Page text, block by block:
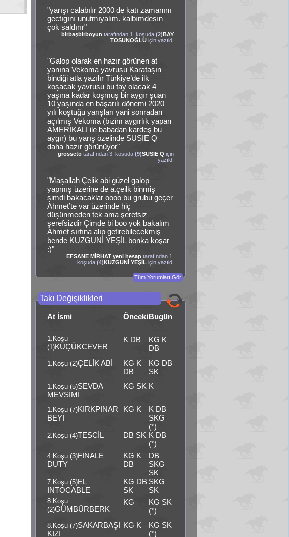
"yarışı calabılır 2000 de katı zamanını
gectıgını unutmıyalım. kalbımdesın
çok saldırır"
birbaşbirboyun tarafından 1. koşuda(2)BAY
TOSUNOĞLU için yazıldı
"Galop olarak en hazır görünen at
yanına Vekoma yavrusu Karataşın
bindiği atla yazılır Türkiye’de ilk
koşacak yavrusu bu tay olacak 4
yaşına kadar koşmuş bir aygır şuan
10 yaşında en başarılı dönemi 2020
yılı koştuğu yarışları yani sonradan
açılmış Vekoma (bizim aygırlık yapan
AMERIKALI ile babadan kardeş bu
aygır) bu yarış özelinde SUSIE Q
daha hazır görünüyor"
grosseto tarafından 3. koşuda(9)SUSIE Q için
yazıldı
"Maşallah Çelik abi güzel galop
yapmış üzerine de a.çeilk binmiş
şimdi bakacaklar oooo bu grubu geçer
Ahmet’te var üzerinde hiç
düşünmeden tek ama şerefsiz
şerefsizdir Çimde bi boo yok bakalım
Ahmet sırtına alıp getirebilecekmiş
bende KUZGUNİ YEŞİL bonka koşar
:)"
EFSANE MİRHAT yeni hesap tarafından 1.
koşuda(4)KUZGUNİ YEŞİL için yazıldı
Tüm Yorumları Gör
Takı Değişiklikleri
At İsmi ÖncekiBugün
1.Koşu
(1)KÜÇÜKCEVER
K DB
KG K
DB
1.Koşu (2)ÇELİK ABİ
KG K
DB
KG DB
SK
1.Koşu (5)SEVDA
MEVSİMİ
KG SK K
1.Koşu (7)KIRKPINAR
BEYİ
KG K
K DB
SKG
(*)
2.Koşu (4)TESCİL DB SK K DB
(*)
4.Koşu (3)FINALE
DUTY
KG K
DB
DB
SKG
SK
7.Koşu (5)EL
INTOCABLE
KG DB
SK
SKG
SK
8.Koşu
(2)GÜMBÜRBERK
KG
KG SK
(*)
8.Koşu (7)SAKARBAŞI
KIZI
KG K
KG SK
(*)